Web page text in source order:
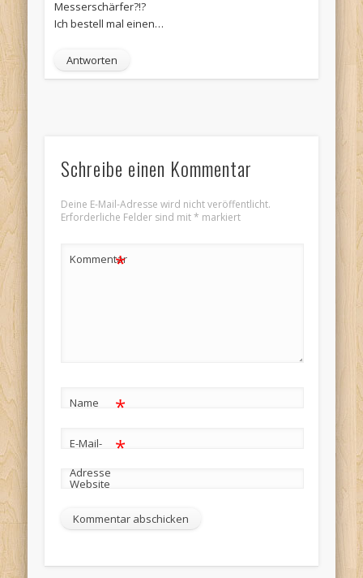
Messerschärfer?!?
Ich bestell mal einen…
Antworten
Schreibe einen Kommentar
Deine E-Mail-Adresse wird nicht veröffentlicht.
Erforderliche Felder sind mit* markiert
Kommentar
*
Name *
E-Mail-
Adresse
*
Website